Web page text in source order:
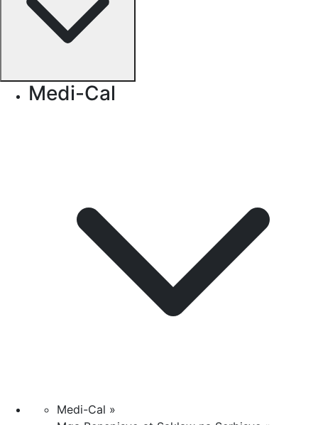
Medi-Cal
Medi-Cal »